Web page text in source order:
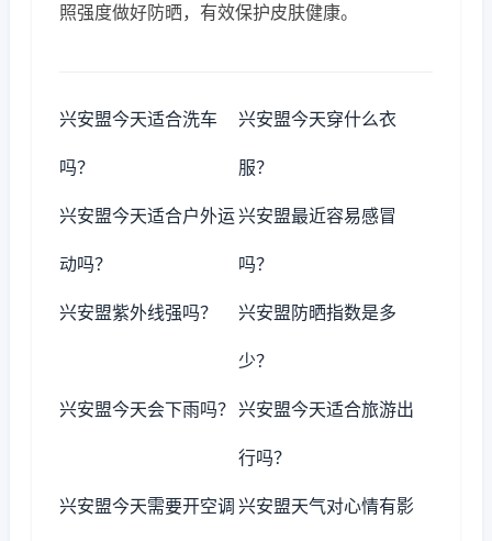
照强度做好防晒，有效保护皮肤健康。
兴安盟今天适合洗车
吗？
兴安盟今天穿什么衣
服？
兴安盟今天适合户外运
动吗？
兴安盟最近容易感冒
吗？
兴安盟紫外线强吗？ 兴安盟防晒指数是多
少？
兴安盟今天会下雨吗？ 兴安盟今天适合旅游出
行吗？
兴安盟今天需要开空调 兴安盟天气对心情有影